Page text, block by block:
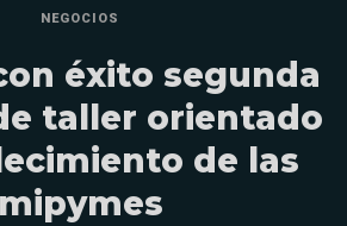
NEGOCIOS
éxito segunda
taller orientado
de las
mipymes